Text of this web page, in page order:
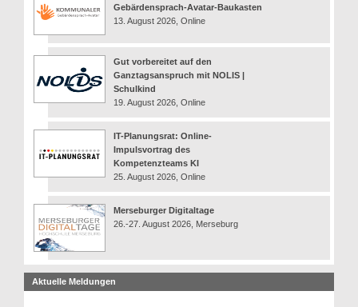
Gebärdensprach-Avatar-Baukasten
13. August 2026, Online
Gut vorbereitet auf den
Ganztagsanspruch mit NOLIS |
Schulkind
19. August 2026, Online
IT-Planungsrat: Online-
Impulsvortrag des
Kompetenzteams KI
25. August 2026, Online
Merseburger Digitaltage
26.-27. August 2026, Merseburg
Aktuelle Meldungen